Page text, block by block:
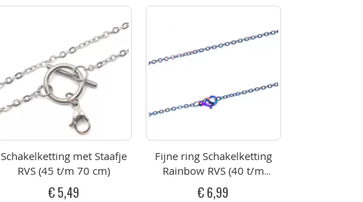
Schakelketting met Staafje
RVS (45 t/m 70 cm)
€ 5,49
Fijne ring Schakelketting
Rainbow RVS (40 t/m
60cm)
€ 6,99